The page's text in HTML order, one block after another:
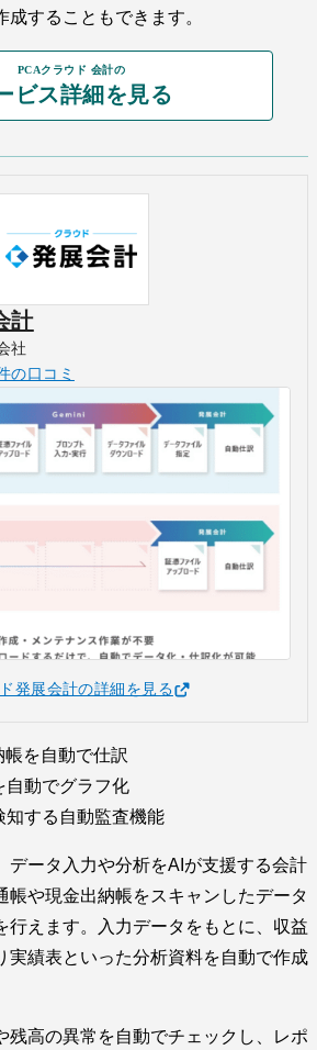
することもできます。
PCAクラウド 会計の
ビス詳細を見る
計
社
の口コミ
発展会計の詳細を見る
を自動で仕訳
自動でグラフ化
知する自動監査機能
データ入力や分析をAIが支援する会計
帳や現金出納帳をスキャンしたデータ
行えます。入力データをもとに、収益
実績表といった分析資料を自動で作成
残高の異常を自動でチェックし、レポ